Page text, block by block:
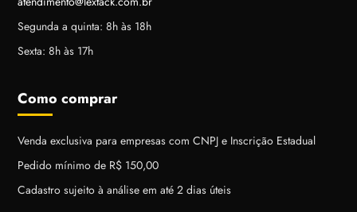
Segunda a quinta: 8h às 18h
Sexta: 8h às 17h
Como comprar
Venda exclusiva para empresas com CNPJ e Inscrição Estadual
Pedido mínimo de R$ 150,00
Cadastro sujeito à análise em até 2 dias úteis